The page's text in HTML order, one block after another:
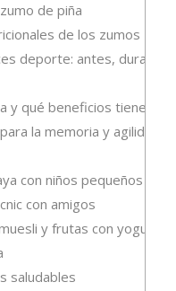
de piña
de los zumos
deporte: antes, durante
y qué beneficios tiene
la memoria y agilidad
con niños pequeños
con amigos
y frutas con yogur.
saludables